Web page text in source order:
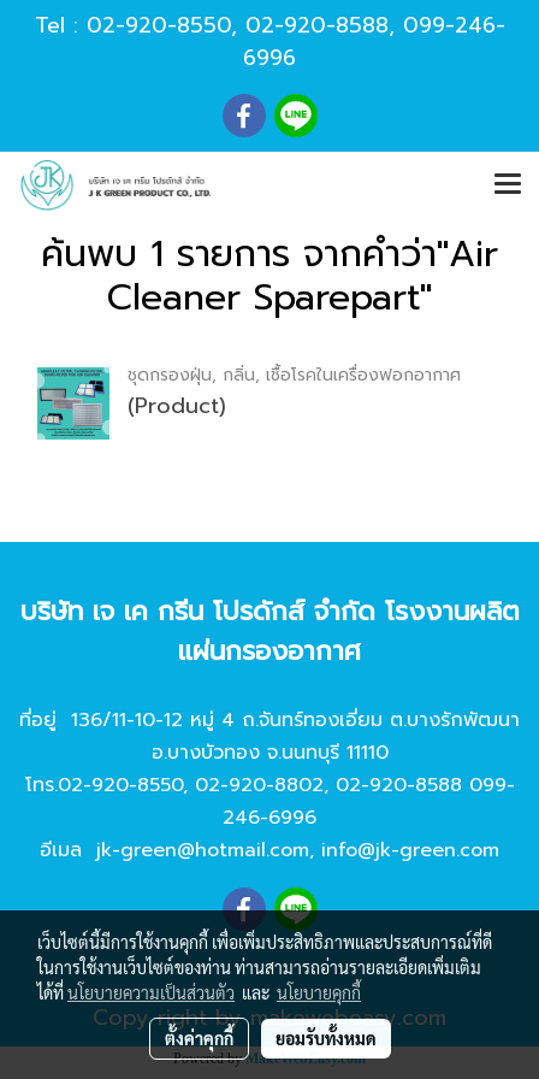
Tel : 02-920-8550, 02-920-8588, 099-246-
6996
ค้นพบ 1 รายการ จากคำว่า"Air
Cleaner Sparepart"
ชุดกรองฝุ่น, กลิ่น, เชื้อโรคในเครื่องฟอกอากาศ
(Product)
บริษัท เจ เค กรีน โปรดักส์ จํากัด โรงงานผลิต
แผ่นกรองอากาศ
ที่อยู่ 136/11-10-12 หมู่ 4 ถ.จันทร์ทองเอี่ยม ต.บางรักพัฒนา
อ.บางบัวทอง จ.นนทบุรี 11110
โทร.02-920-8550, 02-920-8802, 02-920-8588 099-
246-6996
อีเมล jk-green@hotmail.com, info@jk-green.com
Copy right by makewebeasy.com
Powered byMakeWebEasy.com
เว็บไซต์นี้มีการใช้งานคุกกี้ เพื่อเพิ่มประสิทธิภาพและประสบการณ์ที่ดี
ในการใช้งานเว็บไซต์ของท่าน ท่านสามารถอ่านรายละเอียดเพิ่มเติม
ได้ที่นโยบายความเป็นส่วนตัว และ นโยบายคุกกี้
ตั้งค่าคุกกี้ ยอมรับทั้งหมด